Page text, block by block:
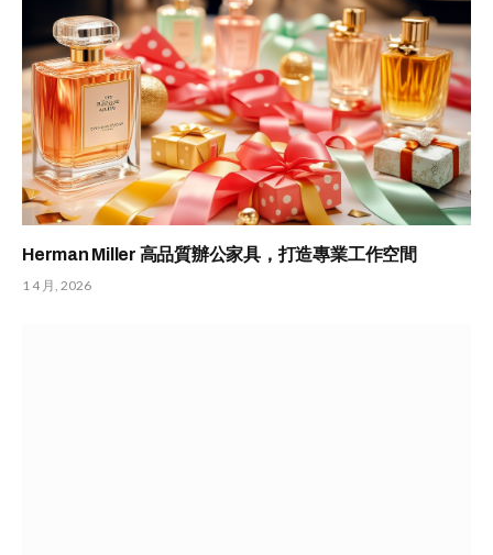
Herman Miller 高品質辦公家具，打造專業工作空間
1 4 月, 2026